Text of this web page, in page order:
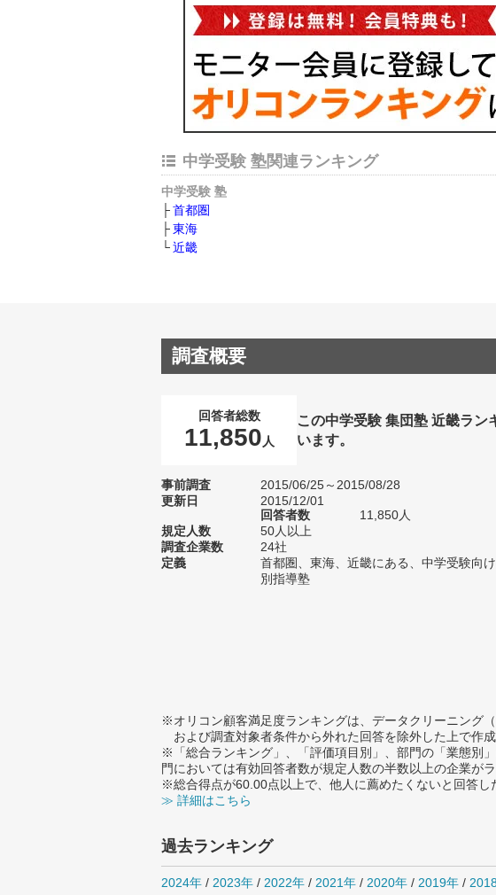
中学受験 塾関連ランキング
中学受験 塾
首都圏
東海
近畿
調査概要
回答者総数
11,850 人
この中学受験 集団塾 近畿ラ
います。
事前調査
2015/06/25～2015/08/28
更新日
2015/12/01
回答者数
11,850人
規定人数
50人以上
調査企業数
24社
定義
首都圏、東海、近畿にある、中学受験向
別指導塾
※オリコン顧客満足度ランキングは、データクリーニング
および調査対象者条件から外れた回答を除外した上で作成
※「総合ランキング」、「評価項目別」、部門の「業態別
門においては有効回答者数が規定人数の半数以上の企業が
※総合得点が60.00点以上で、他人に薦めたくないと回答し
≫ 詳細はこちら
過去ランキング
2024年 / 2023年 / 2022年 / 2021年 / 2020年 / 2019年 /